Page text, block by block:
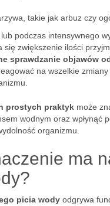
takie jak arbuz czy
podczas intensywnego
się zwiększenie ilości
sprawdzanie objawów
na wszelkie
prostych praktyk może
wodnym oraz wpłynąć
organizmu.
ma
picia wody odgrywa